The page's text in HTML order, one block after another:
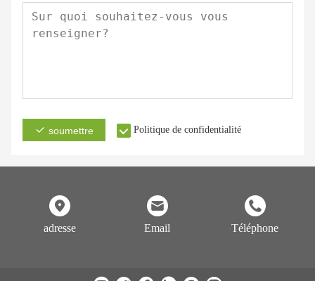
soumettre Politique de confidentialité
adresse Email Téléphone